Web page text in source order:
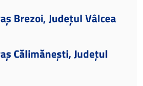
Brezoi, Județul Vâlcea
Călimănești, Județul